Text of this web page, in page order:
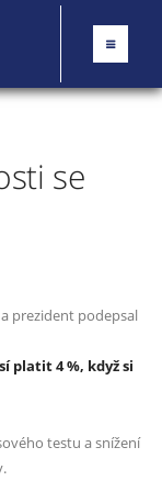
se
prezident podepsal
platit 4 %, když si
testu a snížení